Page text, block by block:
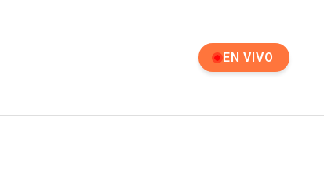
EN VIVO